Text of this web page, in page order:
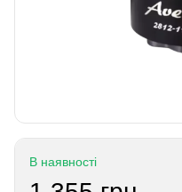
В наявності